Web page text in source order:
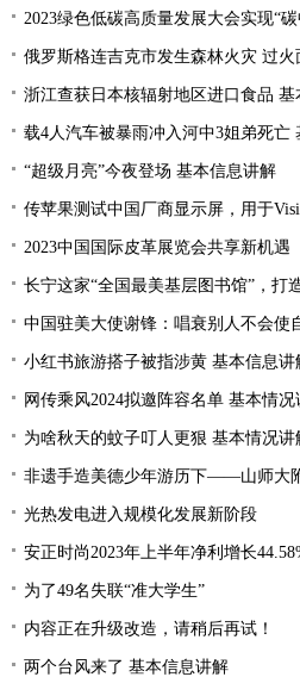
2023绿色低碳高质量发展大会实现“
俄罗斯格连吉克市发生森林火灾 过火
浙江查获日本核辐射地区进口食品 基
载4人汽车被暴雨冲入河中3姐弟死亡
“超级月亮”今夜登场 基本信息讲解
传苹果测试中国厂商显示屏，用于
2023中国国际皮革展览会共享新机遇
长宁这家“全国最美基层图书馆”，打造
中国驻美大使谢锋：唱衰别人不会使自己更好
小红书旅游搭子被指涉黄 基本信息讲
网传乘风2024拟邀阵容名单 基本情况
为啥秋天的蚊子叮人更狠 基本情况讲
非遗手造美德少年游历下——山师大
光热发电进入规模化发展新阶段
安正时尚2023年上半年净利增长44.58%
为了49名失联“准大学生”
内容正在升级改造，请稍后再试！
两个台风来了 基本信息讲解